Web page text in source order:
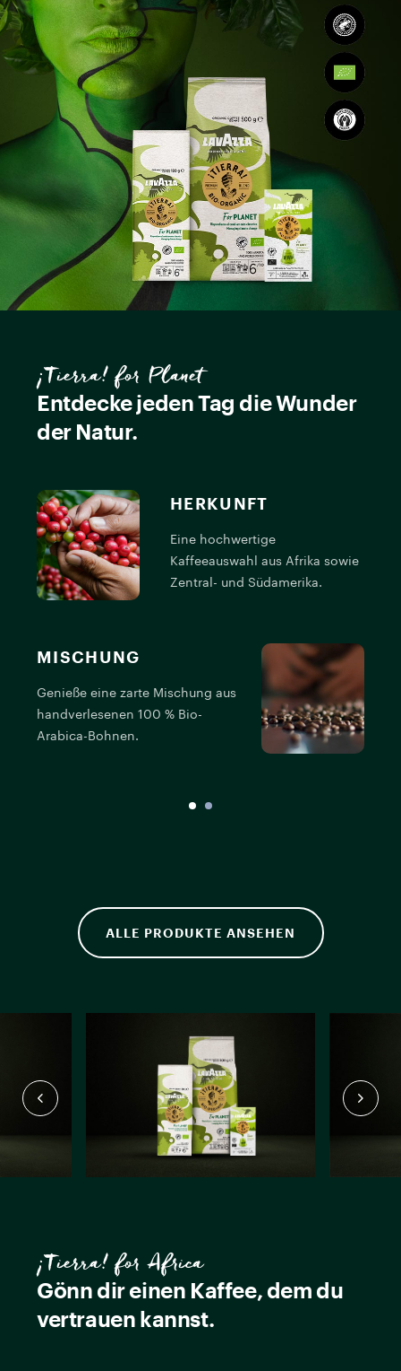
¡Tierra! for Planet
Entdecke jeden Tag die Wunder
der Natur.
HERKUNFT
Eine hochwertige
Kaffeeauswahl aus Afrika sowie
Zentral- und Südamerika.
MISCHUNG
Genieße eine zarte Mischung aus
handverlesenen 100 % Bio-
Arabica-Bohnen.
ALLE PRODUKTE ANSEHEN
¡Tierra! for Africa
Gönn dir einen Kaffee, dem du
vertrauen kannst.